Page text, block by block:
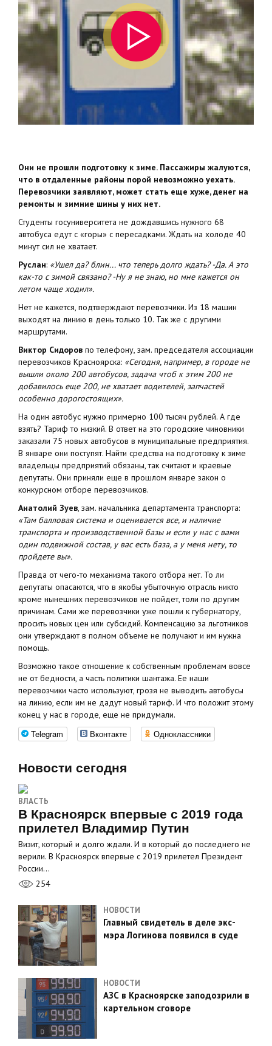
Они не прошли подготовку к зиме. Пассажиры жалуются,
что в отдаленные районы порой невозможно уехать.
Перевозчики заявляют, может стать еще хуже, денег на
ремонты и зимние шины у них нет.
Студенты госуниверситета не дождавшись нужного 68
автобуса едут с «горы» с пересадками. Ждать на холоде 40
минут сил не хватает.
Руслан: «Ушел да? блин... что теперь долго ждать? -Да. А это
как-то с зимой связано?-Ну я не знаю, но мне кажется он
летом чаще ходил».
Нет не кажется, подтверждают перевозчики. Из 18 машин
выходят на линию в день только 10. Так же с другими
маршрутами.
Виктор Сидоров по телефону, зам. председателя ассоциации
перевозчиков Красноярска: «Сегодня, например, в городе не
вышли около 200 автобусов, задача чтоб к этим 200 не
добавилось еще 200, не хватает водителей, запчастей
особенно дорогостоящих».
На один автобус нужно примерно 100 тысяч рублей. А где
взять? Тариф то низкий. В ответ на это городские чиновники
заказали 75 новых автобусов в муниципальные предприятия.
В январе они поступят. Найти средства на подготовку к зиме
владельцы предприятий обязаны, так считают и краевые
депутаты. Они приняли еще в прошлом январе закон о
конкурсном отборе перевозчиков.
Анатолий Зуев, зам. начальника департамента транспорта:
«Там балловая система и оценивается все, и наличие
транспорта и производственной базы и если у нас с вами
один подвижной состав, у вас есть база, а у меня нету, то
пройдете вы».
Правда от чего-то механизма такого отбора нет. То ли
депутаты опасаются, что в якобы убыточную отрасль никто
кроме нынешних перевозчиков не пойдет, толи по другим
причинам. Сами же перевозчики уже пошли к губернатору,
просить новых цен или субсидий. Компенсацию за льготников
они утверждают в полном объеме не получают и им нужна
помощь.
Возможно такое отношение к собственным проблемам вовсе
не от бедности, а часть политики шантажа. Ее наши
перевозчики часто используют, грозя не выводить автобусы
на линию, если им не дадут новый тариф. И что положит этому
конец у нас в городе, еще не придумали.
Telegram Вконтакте Одноклассники
Новости сегодня
ВЛАСТЬ
В Красноярск впервые с 2019 года
прилетел Владимир Путин
Визит, который и долго ждали. И в который до последнего не
верили. В Красноярск впервые с 2019 прилетел Президент
России…
254
НОВОСТИ
Главный свидетель в деле экс-
мэра Логинова появился в суде
НОВОСТИ
АЗС в Красноярске заподозрили в
картельном сговоре